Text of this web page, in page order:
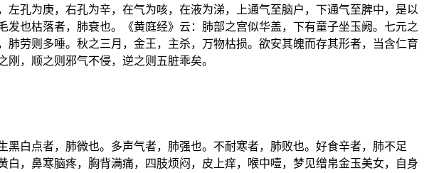
孔为庚，右孔为辛，在气为咳，在液为涕，上通气至脑户，下通气至脾中，是以
也枯落者，肺衰也。《黄庭经》云：肺部之宫似华盖，下有童子坐玉阙。七元之
劳则多唾。秋之三月，金王，主杀，万物枯损。欲安其魄而存其形者，当含仁育
，顺之则邪气不侵，逆之则五脏乖矣。
白点者，肺微也。多声气者，肺强也。不耐寒者，肺败也。好食辛者，肺不足
，鼻寒脑疼，胸背满痛，四肢烦闷，皮上痒，喉中噎，梦见缯帛金玉美女，自身